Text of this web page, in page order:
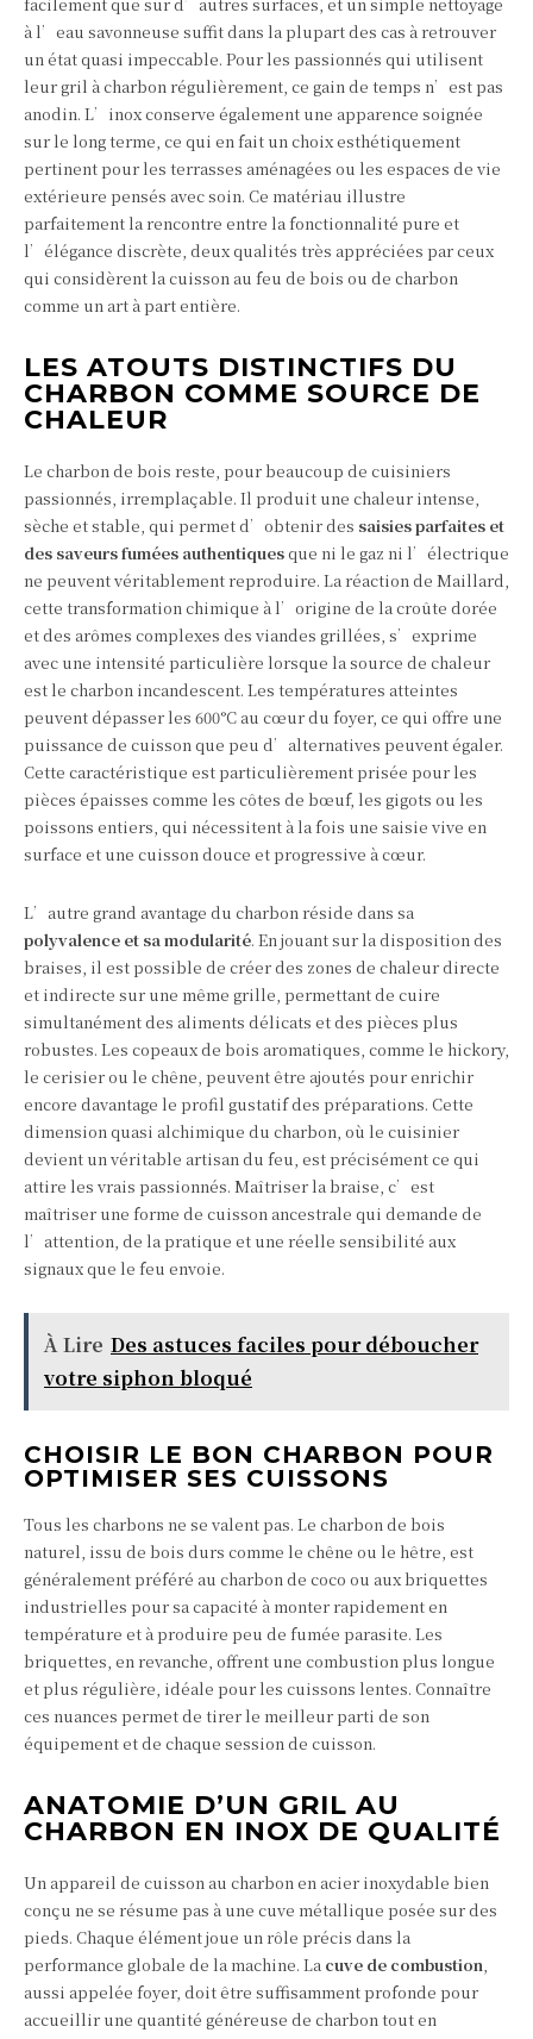
à l’eau savonneuse suffit dans la plupart des cas à retrouver
un état quasi impeccable. Pour les passionnés qui utilisent
leur gril à charbon régulièrement, ce gain de temps n’est pas
anodin. L’inox conserve également une apparence soignée
sur le long terme, ce qui en fait un choix esthétiquement
pertinent pour les terrasses aménagées ou les espaces de vie
extérieure pensés avec soin. Ce matériau illustre
parfaitement la rencontre entre la fonctionnalité pure et
l’élégance discrète, deux qualités très appréciées par ceux
qui considèrent la cuisson au feu de bois ou de charbon
comme un art à part entière.
LES ATOUTS DISTINCTIFS DU
CHARBON COMME SOURCE DE
CHALEUR
Le charbon de bois reste, pour beaucoup de cuisiniers
passionnés, irremplaçable. Il produit une chaleur intense,
sèche et stable, qui permet d’obtenir des saisies parfaites et
des saveurs fumées authentiquesque ni le gaz ni l’électrique
ne peuvent véritablement reproduire. La réaction de Maillard,
cette transformation chimique à l’origine de la croûte dorée
et des arômes complexes des viandes grillées, s’exprime
avec une intensité particulière lorsque la source de chaleur
est le charbon incandescent. Les températures atteintes
peuvent dépasser les 600°C au cœur du foyer, ce qui offre une
puissance de cuisson que peu d’alternatives peuvent égaler.
Cette caractéristique est particulièrement prisée pour les
pièces épaisses comme les côtes de bœuf, les gigots ou les
poissons entiers, qui nécessitent à la fois une saisie vive en
surface et une cuisson douce et progressive à cœur.
L’autre grand avantage du charbon réside dans sa
polyvalence et sa modularité. En jouant sur la disposition des
braises, il est possible de créer des zones de chaleur directe
et indirecte sur une même grille, permettant de cuire
simultanément des aliments délicats et des pièces plus
robustes. Les copeaux de bois aromatiques, comme le hickory,
le cerisier ou le chêne, peuvent être ajoutés pour enrichir
encore davantage le profil gustatif des préparations. Cette
dimension quasi alchimique du charbon, où le cuisinier
devient un véritable artisan du feu, est précisément ce qui
attire les vrais passionnés. Maîtriser la braise, c’est
maîtriser une forme de cuisson ancestrale qui demande de
l’attention, de la pratique et une réelle sensibilité aux
signaux que le feu envoie.
À Lire Des astuces faciles pour déboucher
votre siphon bloqué
CHOISIR LE BON CHARBON POUR
OPTIMISER SES CUISSONS
Tous les charbons ne se valent pas. Le charbon de bois
naturel, issu de bois durs comme le chêne ou le hêtre, est
généralement préféré au charbon de coco ou aux briquettes
industrielles pour sa capacité à monter rapidement en
température et à produire peu de fumée parasite. Les
briquettes, en revanche, offrent une combustion plus longue
et plus régulière, idéale pour les cuissons lentes. Connaître
ces nuances permet de tirer le meilleur parti de son
équipement et de chaque session de cuisson.
ANATOMIE D’UN GRIL AU
CHARBON EN INOX DE QUALITÉ
Un appareil de cuisson au charbon en acier inoxydable bien
conçu ne se résume pas à une cuve métallique posée sur des
pieds. Chaque élément joue un rôle précis dans la
performance globale de la machine. La cuve de combustion,
aussi appelée foyer, doit être suffisamment profonde pour
accueillir une quantité généreuse de charbon tout en